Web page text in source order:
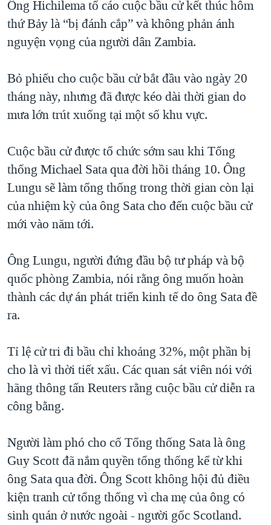
Ông Hichilema tố cáo cuộc bầu cử kết thúc hôm
thứ Bảy là “bị đánh cắp” và không phản ánh
nguyện vọng của người dân Zambia.
Bỏ phiếu cho cuộc bầu cử bắt đầu vào ngày 20
tháng này, nhưng đã được kéo dài thời gian do
mưa lớn trút xuống tại một số khu vực.
Cuộc bầu cử được tổ chức sớm sau khi Tổng
thống Michael Sata qua đời hồi tháng 10. Ông
Lungu sẽ làm tổng thống trong thời gian còn lại
của nhiệm kỳ của ông Sata cho đến cuộc bầu cử
mới vào năm tới.
Ông Lungu, người đứng đầu bộ tư pháp và bộ
quốc phòng Zambia, nói rằng ông muốn hoàn
thành các dự án phát triển kinh tế do ông Sata đề
ra.
Tỉ lệ cử tri đi bầu chỉ khoảng 32%, một phần bị
cho là vì thời tiết xấu. Các quan sát viên nói với
hãng thông tấn Reuters rằng cuộc bầu cử diễn ra
công bằng.
Người làm phó cho cố Tổng thống Sata là ông
Guy Scott đã nắm quyền tổng thống kể từ khi
ông Sata qua đời. Ông Scott không hội đủ điều
kiện tranh cử tổng thống vì cha mẹ của ông có
sinh quán ở nước ngoài - người gốc Scotland.